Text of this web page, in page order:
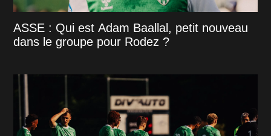
ASSE : Qui est Adam Baallal, petit nouveau
dans le groupe pour Rodez ?